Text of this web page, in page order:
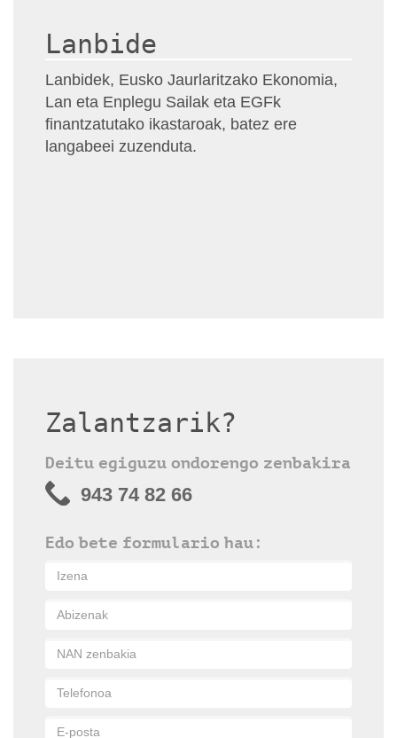
Lanbide
Lanbidek, Eusko Jaurlaritzako Ekonomia,
Lan eta Enplegu Sailak eta EGFk
finantzatutako ikastaroak, batez ere
langabeei zuzenduta.
Zalantzarik?
Deitu egiguzu ondorengo zenbakira
943 74 82 66
Edo bete formulario hau: